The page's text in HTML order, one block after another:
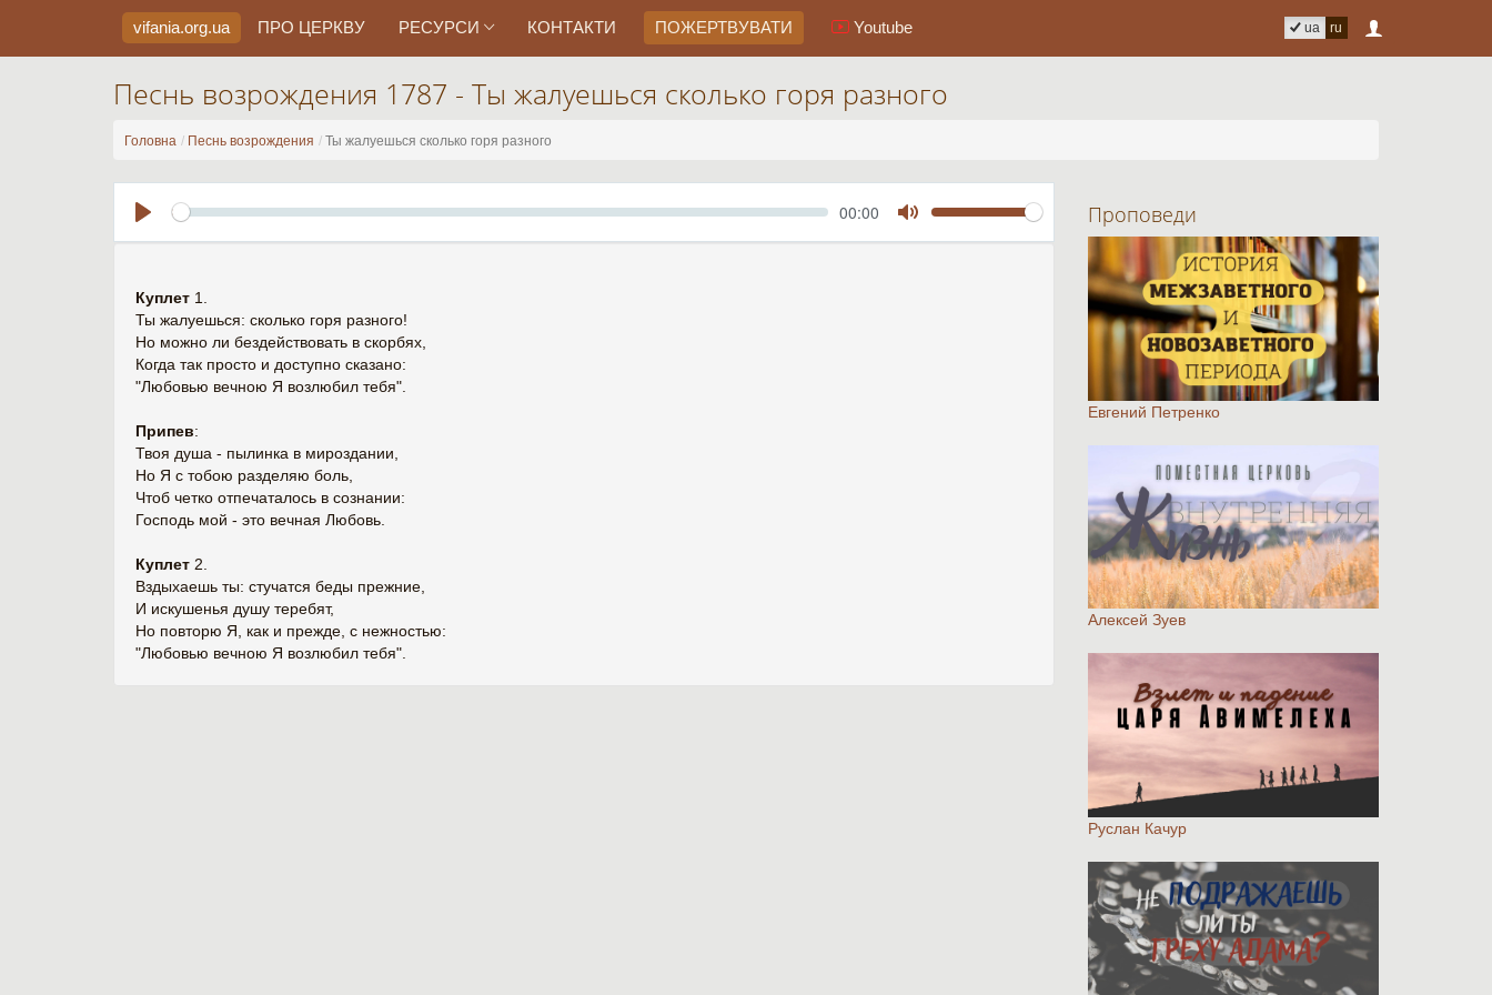
vifania.org.ua ПРО ЦЕРКВУ РЕСУРСИ КОНТАКТИ ПОЖЕРТВУВАТИ Youtube ua ru
Песнь возрождения 1787 - Ты жалуешься сколько горя разного
Головна Песнь возрождения Ты жалуешься сколько горя разного
Seek Current
00:00
Mute
Volume
Куплет 1.
Ты жалуешься: сколько горя разного!
Но можно ли бездействовать в скорбях,
Когда так просто и доступно сказано:
"Любовью вечною Я возлюбил тебя".
Припев:
Твоя душа - пылинка в мироздании,
Но Я с тобою разделяю боль,
Чтоб четко отпечаталось в сознании:
Господь мой - это вечная Любовь.
Куплет 2.
Вздыхаешь ты: стучатся беды прежние,
И искушенья душу теребят,
Но повторю Я, как и прежде, с нежностью:
"Любовью вечною Я возлюбил тебя".
Проповеди
Евгений Петренко
Алексей Зуев
Руслан Качур